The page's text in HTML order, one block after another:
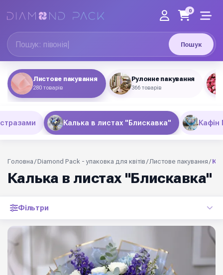
Пошук
0
Листове пакування
280 товарів
Рулонне пакування
366 товарів
Калька в листах "Блискавка" Кафін
Головна /Diamond Pack - упаковка для квітів /Листове пакування /
Калька в листах "Блискавка"
Фільтри